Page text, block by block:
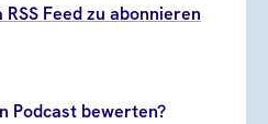
Feed zu abonnieren
Podcast bewerten?